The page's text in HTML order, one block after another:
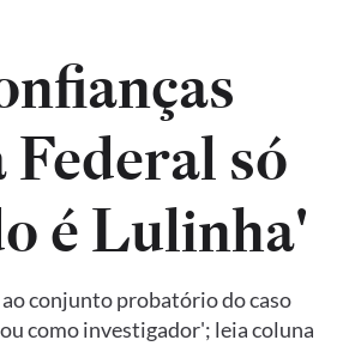
só
é Lulinha'
conjunto probatório do caso
como investigador'; leia coluna